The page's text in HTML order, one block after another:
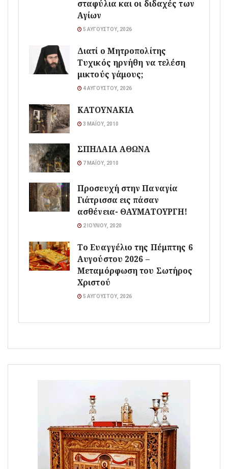
σταφύλια και οι διδαχές των
Αγίων
5 ΑΥΓΟΎΣΤΟΥ, 2026
Διατί ο Μητροπολίτης
Τυχικός ηρνήθη να τελέση
μικτούς γάμους;
4 ΑΥΓΟΎΣΤΟΥ, 2026
ΚΑΤΟΥΝΑΚΙΑ
3 ΜΑΪ́ΟΥ, 2010
ΣΠΗΛΑΙΑ ΑΘΩΝΑ
7 ΜΑΪ́ΟΥ, 2010
Προσευχή στην Παναγία
Γιάτρισσα εις πάσαν
ασθένεια- ΘΑΥΜΑΤΟΥΡΓΗ!
2 ΙΟΥΛΊΟΥ, 2020
Το Ευαγγέλιο της Πέμπτης 6
Αυγούστου 2026 –
Μεταμόρφωση του Σωτήρος
Χριστού
5 ΑΥΓΟΎΣΤΟΥ, 2026